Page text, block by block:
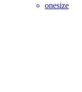
onesize